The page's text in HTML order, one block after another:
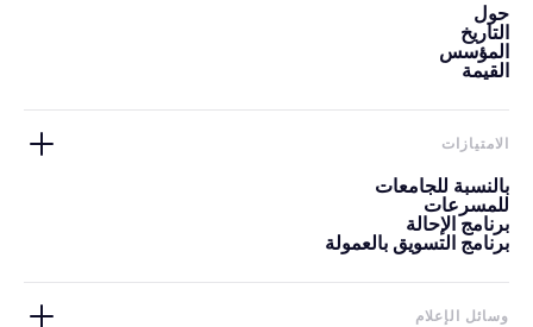
حول
التاريخ
المؤسس
القيمة
الامتيازات
بالنسبة للجامعات
للمسرعات
برنامج الإحالة
برنامج التسويق بالعمولة
وسائل الإعلام